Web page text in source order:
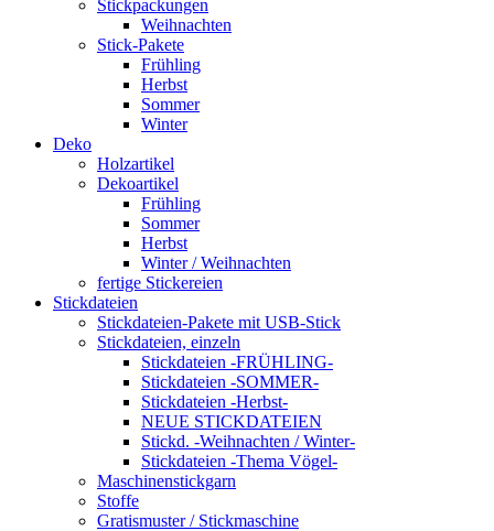
Stickpackungen
Weihnachten
Stick-Pakete
Frühling
Herbst
Sommer
Winter
Deko
Holzartikel
Dekoartikel
Frühling
Sommer
Herbst
Winter / Weihnachten
fertige Stickereien
Stickdateien
Stickdateien-Pakete mit USB-Stick
Stickdateien, einzeln
Stickdateien -FRÜHLING-
Stickdateien -SOMMER-
Stickdateien -Herbst-
NEUE STICKDATEIEN
Stickd. -Weihnachten / Winter-
Stickdateien -Thema Vögel-
Maschinenstickgarn
Stoffe
Gratismuster / Stickmaschine